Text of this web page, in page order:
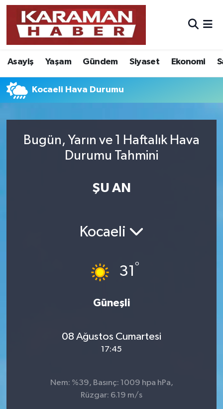
Asayiş Yaşam Gündem Siyaset Ekonomi
Kocaeli Hava Durumu
Bugün, Yarın ve 1 Haftalık Hava
Durumu Tahmini
ŞU AN
Kocaeli
31°
Güneşli
08 Ağustos Cumartesi
17:45
Nem: %39, Basınç: 1009 hpa hPa,
Rüzgar: 6.19 m/s
Asayiş
Bilim - Teknoloji
Eğitim
Foto Galeri
Nöbetçi Eczaneler
Hava Durumu
Karaman Namaz Vakitleri
Süper Lig Puan Durumu ve Fikstür
Son Dakika Haberleri